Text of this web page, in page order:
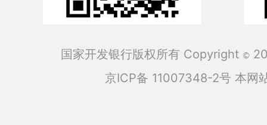
国家开发银行版权所有 Copyright
京ICP备 11007348-2号 本网